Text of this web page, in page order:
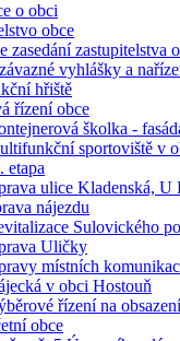
o obci
obce
zasedání zastupitelstva
vyhlášky a
hřiště
řízení obce
školka -
sportoviště v
etapa
ulice Kladenská, U
nájezdu
Sulovického
Uličky
místních
v obci Hostouň
řízení na
obce